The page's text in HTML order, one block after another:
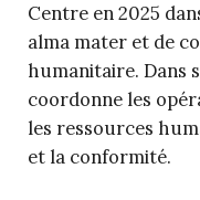
Centre en 2025
alma mater et de
humanitaire. Dans
coordonne les
les ressources
et la conformité.